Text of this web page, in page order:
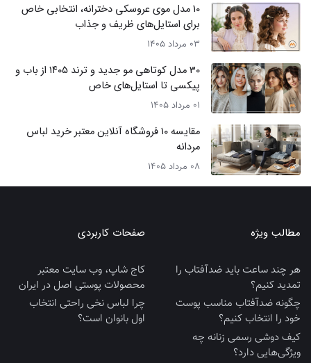
10 مدل موی عروسکی دخترانه، انتخابی خاص
برای استایل‌های ظریف و جذاب
03 مرداد 1405
30 مدل کوتاهی مو جدید و ترند ۱۴۰۵ از باب و
پیکسی تا استایل‌های خاص
01 مرداد 1405
مقایسه ۱۰ فروشگاه آنلاین معتبر خرید لباس
مردانه
08 مرداد 1405
مطالب ویژه
هر چند ساعت باید ضدآفتاب را
تمدید کنیم؟
چگونه ضدآفتاب مناسب پوست
خود را انتخاب کنیم؟
کیف دوشی رسمی زنانه چه
ویژگی‌هایی دارد؟
صفحات کاربردی
کاج شاپ، وب سایت معتبر
محصولات پوستی اصل در ایران
چرا لباس نخی راحتی انتخاب
اول بانوان است؟